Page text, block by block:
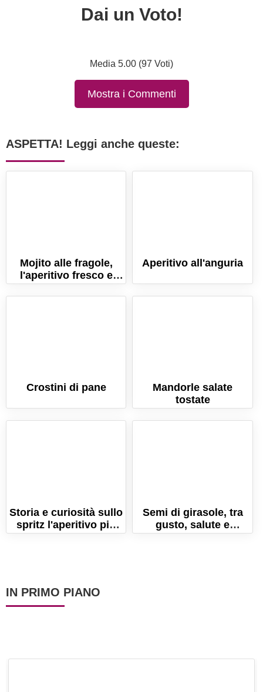
Dai un Voto!
Media 5.00 (97 Voti)
Mostra i Commenti
ASPETTA! Leggi anche queste:
Mojito alle fragole,
l'aperitivo fresco e
gustoso, con rum e
fragole
Aperitivo all'anguria
Crostini di pane
Mandorle salate
tostate
Storia e curiosità sullo
spritz l'aperitivo più
celebre al mondo
Semi di girasole, tra
gusto, salute e
buonumore
IN PRIMO PIANO